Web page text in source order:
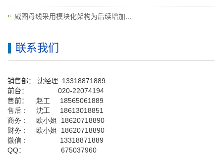
威图母线采用模块化架构为后续增加...
联系我们
销售部： 沈经理 13318871889
前台： 020-22074194
售前： 赵工 18565061889
售后： 沈工 18613018851
商务： 欧小姐 18620718890
财务： 欧小姐 18620718890
微信： 13318871889
QQ： 675037960